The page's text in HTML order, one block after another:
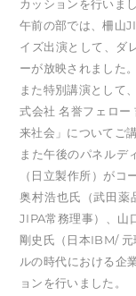
カッションを行いまし
午前の部では、柵山
イズ出演として、ダ
ーが放映されました。
また特別講演として
式会社 名誉フェロー
来社会」についてご
また午後のパネルデ
（日立製作所）がコ
奥村浩也氏（武田薬
JIPA常務理事）、山
剛史氏（日本IBM/
ルの時代における企
ョンを行いました。